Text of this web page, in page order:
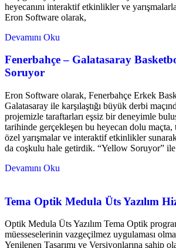
heyecanını interaktif etkinlikler ve
Eron Software olarak,
Devamını Oku
Fenerbahçe – Galatasaray
Soruyor
Eron Software olarak, Fenerbahçe Erkek
Galatasaray ile karşılaştığı büyük derbi
projemizle taraftarları eşsiz bir deneyimle
tarihinde gerçekleşen bu heyecan dolu maçta,
özel yarışmalar ve interaktif etkinlikler
da coşkulu hale getirdik. “Yellow Soruyor” ile
Devamını Oku
Tema Optik Medula Üts Yazılım
Optik Medula Üts Yazılım Tema Optik
müesseselerinin vazgeçilmez uygulaması
Yenilenen Tasarımı ve Versiyonlarına sahip